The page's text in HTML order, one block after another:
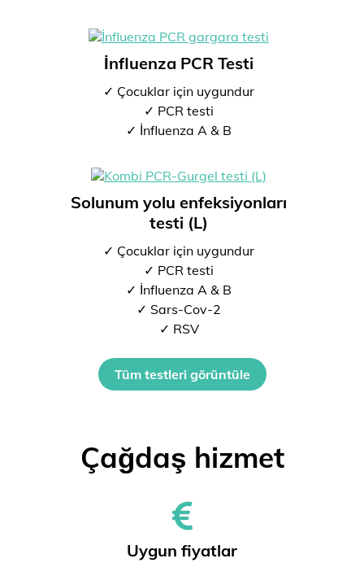
İnfluenza PCR Testi
✓ Çocuklar için uygundur
✓ PCR testi
✓ İnfluenza A & B
Solunum yolu enfeksiyonları
testi (L)
✓ Çocuklar için uygundur
✓ PCR testi
✓ İnfluenza A & B
✓ Sars-Cov-2
✓ RSV
Tüm testleri görüntüle
Çağdaş hizmet
Uygun fiyatlar